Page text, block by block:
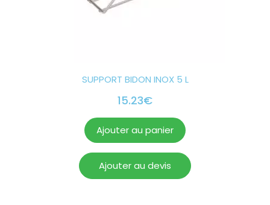
SUPPORT BIDON INOX 5 L
15.23€
Ajouter au panier
Ajouter au devis